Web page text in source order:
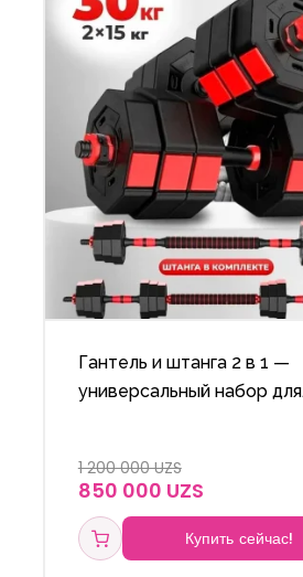
Гантель и штанга 2 в 1 —
универсальный набор для
1 200 000 UZS
850 000 UZS
Купить сейчас!